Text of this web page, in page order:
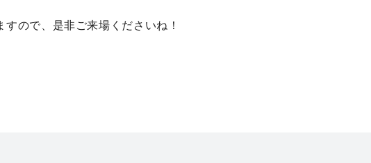
ので、是非ご来場くださいね！